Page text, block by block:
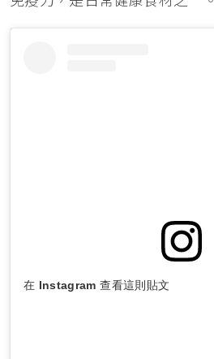
在 Instagram 查看這則貼文